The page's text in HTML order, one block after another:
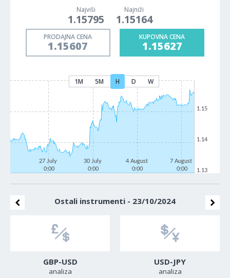
Najviši
1.15795
Najniži
1.15164
PRODAJNA CENA
1.15607
KUPOVNA CENA
1.15627
1M 5M H D W
27 July
0:00
30 July
0:00
4 August
0:00
7 August
0:00
1.13
1.14
1.15
Ostali instrumenti - 23/10/2024
GBP-USD
analiza
USD-JPY
analiza